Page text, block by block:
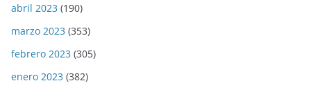
abril 2023 (190)
marzo 2023 (353)
febrero 2023 (305)
enero 2023 (382)